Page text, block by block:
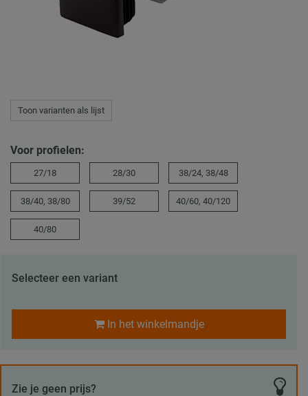
Toon varianten als lijst
Voor profielen:
27/18 28/30 38/24, 38/48
38/40, 38/80 39/52 40/60, 40/120
40/80
Selecteer een variant
In het winkelmandje
Zie je geen prijs?